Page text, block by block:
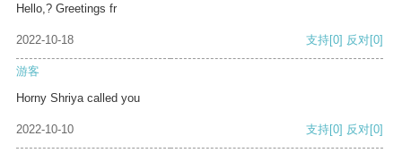
Hello,? Greetings fr
2022-10-18 支持[0] 反对[0]
游客
Horny Shriya called you
2022-10-10 支持[0] 反对[0]